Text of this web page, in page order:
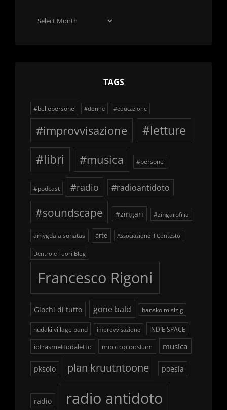
Archivio
TAGS
#bellepersone #donne #educazione
#improvvisazione
#letture
#libri
#musica #persone
#podcast #radio #radioantidoto
#soundscape #zingari #zingarofilia
amygdala sonatas arte Associazione Il Contesto
Dentro e Fuori Blog
Francesco Rigoni
Giochi di tutto gone bald hansko mislzig
hudaki village band improvvisazione INDIE SPACE
iotrasmettodaletto mooi op oostum musica
pksolo plan kruutntoone poesia
radio radio antidoto